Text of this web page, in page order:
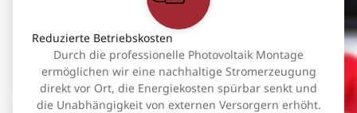
Reduzierte Betriebskosten
Durch die professionelle Photovoltaik Montage
ermöglichen wir eine nachhaltige Stromerzeugung
direkt vor Ort, die Energiekosten spürbar senkt und
die Unabhängigkeit von externen Versorgern erhöht.